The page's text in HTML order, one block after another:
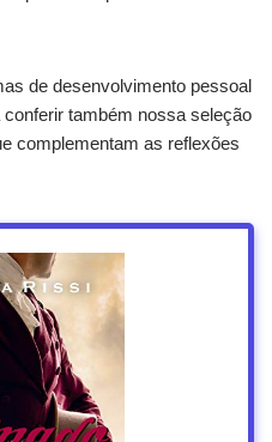
de desenvolvimento pessoal
também nossa seleção
complementam as reflexões